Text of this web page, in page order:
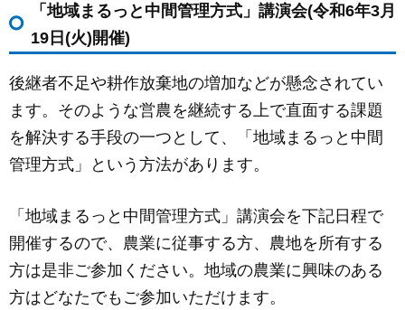
「地域まるっと中間管理方式」講演会(令和6年3月
19日(火)開催)
後継者不足や耕作放棄地の増加などが懸念されてい
ます。そのような営農を継続する上で直面する課題
を解決する手段の一つとして、「地域まるっと中間
管理方式」という方法があります。
「地域まるっと中間管理方式」講演会を下記日程で
開催するので、農業に従事する方、農地を所有する
方は是非ご参加ください。地域の農業に興味のある
方はどなたでもご参加いただけます。